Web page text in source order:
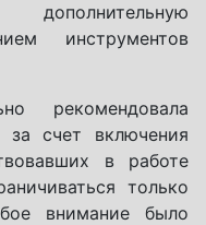
инструментов
рекомендовала
за счет включения
в работе
только
внимание было